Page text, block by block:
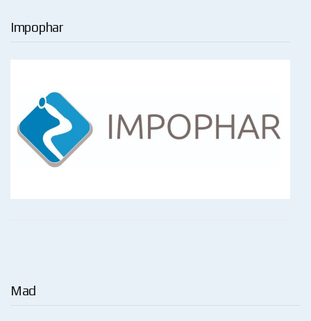
Impophar
Mad